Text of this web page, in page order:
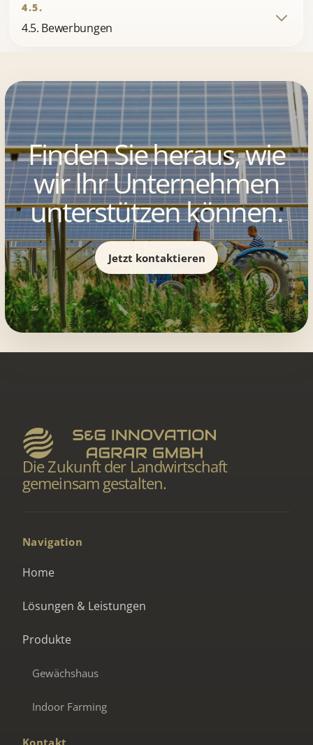
4.5.
4.5. Bewerbungen
Finden Sie heraus, wie
wir Ihr Unternehmen
unterstützen können.
Jetzt kontaktieren
Die Zukunft der Landwirtschaft
gemeinsam gestalten.
Navigation
Home
Lösungen & Leistungen
Produkte
Gewächshaus
Indoor Farming